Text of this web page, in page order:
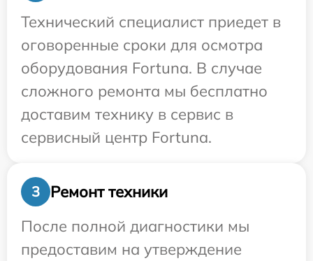
Технический специалист приедет в
оговоренные сроки для осмотра
оборудования Fortuna. В случае
сложного ремонта мы бесплатно
доставим технику в сервис в
сервисный центр Fortuna.
3
Ремонт техники
После полной диагностики мы
предоставим на утверждение